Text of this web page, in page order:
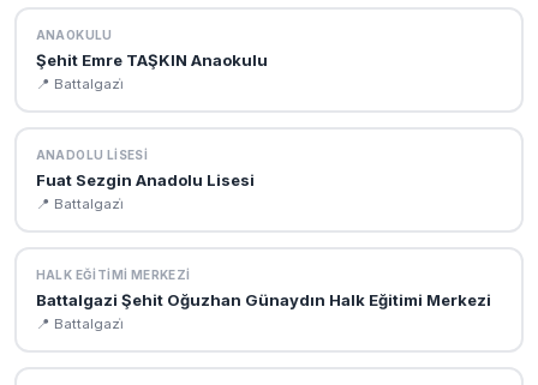
ANAOKULU
Şehit Emre TAŞKIN Anaokulu
📍 Battalgazi̇
ANADOLU LISESI
Fuat Sezgin Anadolu Lisesi
📍 Battalgazi̇
HALK EĞITIMI MERKEZI
Battalgazi Şehit Oğuzhan Günaydın Halk Eğitimi Merkezi
📍 Battalgazi̇